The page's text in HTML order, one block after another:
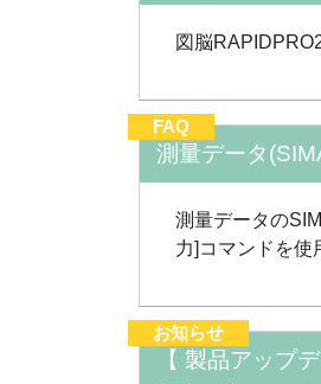
図脳
FAQ
測量データ
測量データの
力]コマンドを
お知らせ
【 製品アップ